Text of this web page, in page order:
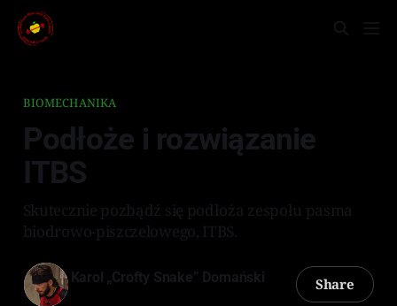
BIOMECHANIKA
Podłoże i rozwiązanie
ITBS
Skutecznie pozbądź się podłoża zespołu pasma
biodrowo-piszczelowego, ITBS.
Karol „Crofty Snake” Domański Share